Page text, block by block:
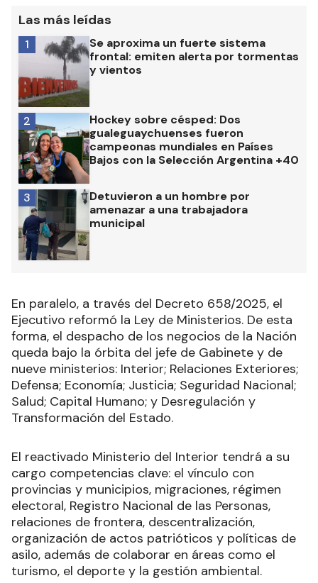
Las más leídas
Se aproxima un fuerte sistema
frontal: emiten alerta por tormentas
y vientos
1
Hockey sobre césped: Dos
gualeguaychuenses fueron
campeonas mundiales en Países
Bajos con la Selección Argentina +40
2
Detuvieron a un hombre por
amenazar a una trabajadora
municipal
3
En paralelo, a través del Decreto 658/2025, el
Ejecutivo reformó la Ley de Ministerios. De esta
forma, el despacho de los negocios de la Nación
queda bajo la órbita del jefe de Gabinete y de
nueve ministerios: Interior; Relaciones Exteriores;
Defensa; Economía; Justicia; Seguridad Nacional;
Salud; Capital Humano; y Desregulación y
Transformación del Estado.
El reactivado Ministerio del Interior tendrá a su
cargo competencias clave: el vínculo con
provincias y municipios, migraciones, régimen
electoral, Registro Nacional de las Personas,
relaciones de frontera, descentralización,
organización de actos patrióticos y políticas de
asilo, además de colaborar en áreas como el
turismo, el deporte y la gestión ambiental.